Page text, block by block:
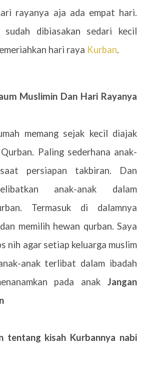
rayanya aja ada empat hari.
sudah dibiasakan sedari kecil
hari raya Kurban.
Muslimin Dan Hari Rayanya
memang sejak kecil diajak
Paling sederhana anak-
persiapan takbiran. Dan
anak-anak dalam
Termasuk di dalamnya
memilih hewan qurban. Saya
nih agar setiap keluarga muslim
anak terlibat dalam ibadah
pada anak Jangan
tentang kisah Kurbannya nabi